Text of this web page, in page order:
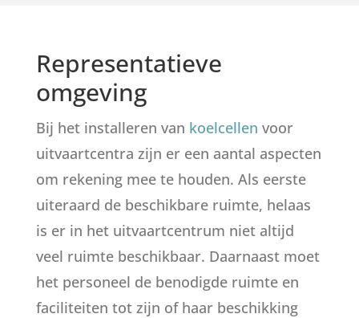
Representatieve
omgeving
Bij het installeren van koelcellen voor
uitvaartcentra zijn er een aantal aspecten
om rekening mee te houden. Als eerste
uiteraard de beschikbare ruimte, helaas
is er in het uitvaartcentrum niet altijd
veel ruimte beschikbaar. Daarnaast moet
het personeel de benodigde ruimte en
faciliteiten tot zijn of haar beschikking